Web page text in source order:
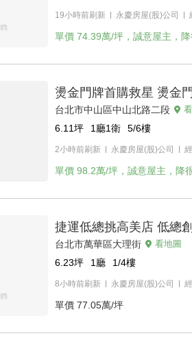
19小時前刷新 永慶房屋(股)公司
單價 74.39萬/坪，誠意屋主，降
燙金門牌首購救星 燙金
台北市中山區中山北路二段
6.11坪 1廳1衛 5/6樓
2小時前刷新 永慶房屋(股)公司
單價 98.2萬/坪，誠意屋主，降
捷運低總挑高美店 低總
台北市萬華區大理街 看地圖
6.23坪 1廳 1/4樓
8小時前刷新 永慶房屋(股)公司
單價 77.05萬/坪